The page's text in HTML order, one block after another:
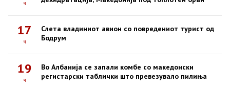
ч
17
ч
Слета владиниот авион со повредениот турист од
Бодрум
19
ч
Во Албанија се запали комбе со македонски
регистарски таблички што превезувало пилиња